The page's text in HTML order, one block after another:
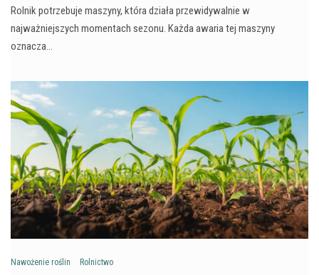
Rolnik potrzebuje maszyny, która działa przewidywalnie w
najważniejszych momentach sezonu. Każda awaria tej maszyny
oznacza…
Nawożenie roślin Rolnictwo